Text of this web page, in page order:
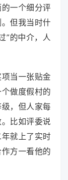
一个细分评
但我当时什
”的中介，人
当一张贴金
做度假村的
，但人家每
比如评委说
就上了实时
方一看他的